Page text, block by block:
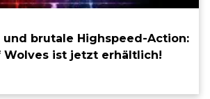
und brutale Highspeed-Action:
Wolves ist jetzt erhältlich!